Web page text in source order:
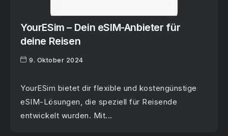
YourESim – Dein eSIM-Anbieter für
deine Reisen
9. Oktober 2024
YourESim bietet dir flexible und kostengünstige
eSIM-Lösungen, die speziell für Reisende
entwickelt wurden. Mit...